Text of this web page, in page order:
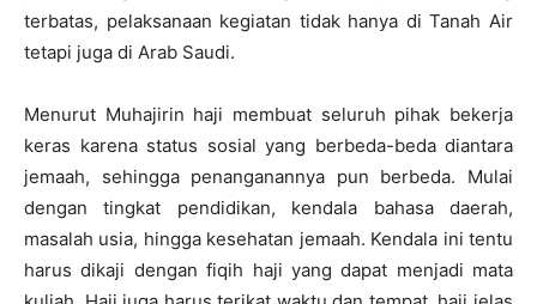
terbatas, pelaksanaan kegiatan tidak hanya di Tanah Air
tetapi juga di Arab Saudi.
Menurut Muhajirin haji membuat seluruh pihak bekerja
keras karena status sosial yang berbeda-beda diantara
jemaah, sehingga penanganannya pun berbeda. Mulai
dengan tingkat pendidikan, kendala bahasa daerah,
masalah usia, hingga kesehatan jemaah. Kendala ini tentu
harus dikaji dengan fiqih haji yang dapat menjadi mata